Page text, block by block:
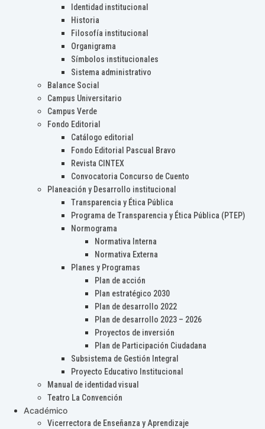
Identidad institucional
Historia
Filosofía institucional
Organigrama
Símbolos institucionales
Sistema administrativo
Balance Social
Campus Universitario
Campus Verde
Fondo Editorial
Catálogo editorial
Fondo Editorial Pascual Bravo
Revista CINTEX
Convocatoria Concurso de Cuento
Planeación y Desarrollo institucional
Transparencia y Ética Pública
Programa de Transparencia y Ética Pública (PTEP)
Normograma
Normativa Interna
Normativa Externa
Planes y Programas
Plan de acción
Plan estratégico 2030
Plan de desarrollo 2022
Plan de desarrollo 2023 – 2026
Proyectos de inversión
Plan de Participación Ciudadana
Subsistema de Gestión Integral
Proyecto Educativo Institucional
Manual de identidad visual
Teatro La Convención
Académico
Vicerrectora de Enseñanza y Aprendizaje